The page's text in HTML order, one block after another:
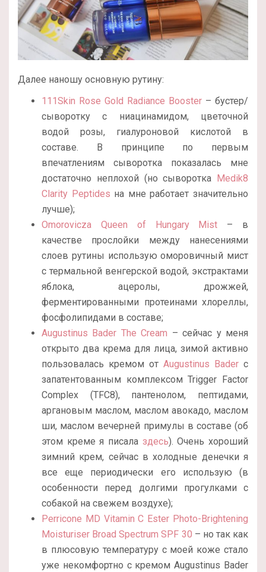
Далее наношу основную рутину:
111Skin Rose Gold Radiance Booster – бустер/
сыворотку с ниацинамидом, цветочной
водой розы, гиалуроновой кислотой в
составе. В принципе по первым
впечатлениям сыворотка показалась мне
достаточно неплохой (но сыворотка Medik8
Clarity Peptides на мне работает значительно
лучше);
Omorovicza Queen of Hungary Mist – в
качестве прослойки между нанесениями
слоев рутины использую оморовичный мист
с термальной венгерской водой, экстрактами
яблока, ацеролы, дрожжей,
ферментированными протеинами хлореллы,
фосфолипидами в составе;
Augustinus Bader The Cream – сейчас у меня
открыто два крема для лица, зимой активно
пользовалась кремом от Augustinus Bader с
запатентованным комплексом Trigger Factor
Complex (TFC8), пантенолом, пептидами,
аргановым маслом, маслом авокадо, маслом
ши, маслом вечерней примулы в составе (об
этом креме я писала здесь). Очень хороший
зимний крем, сейчас в холодные денечки я
все еще периодически его использую (в
особенности перед долгими прогулками с
собакой на свежем воздухе);
Perricone MD Vitamin C Ester Photo-Brightening
Moisturiser Broad Spectrum SPF 30 – но так как
в плюсовую температуру с моей коже стало
уже некомфортно с кремом Augustinus Bader